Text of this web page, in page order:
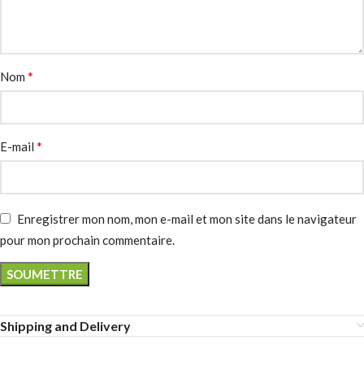
Nom *
E-mail *
Enregistrer mon nom, mon e-mail et mon site dans le navigateur
pour mon prochain commentaire.
Shipping and Delivery